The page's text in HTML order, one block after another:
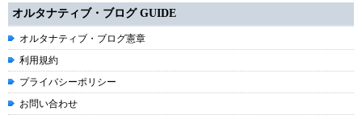
オルタナティブ・ブログ GUIDE
オルタナティブ・ブログ憲章
利用規約
プライバシーポリシー
お問い合わせ